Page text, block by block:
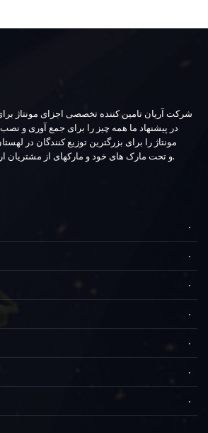
شرکت آریان تامین کننده تخصصی اجزای مونتاژ
در پیشنهاد ما همه چیز را برای جمع آوری و نصب
مونتاژ را برای بزرگترین توزیع کنندگان در
تجاری Orion و تحت مارک های خود و مارکهای از مشتریان ارائه می دهیم.